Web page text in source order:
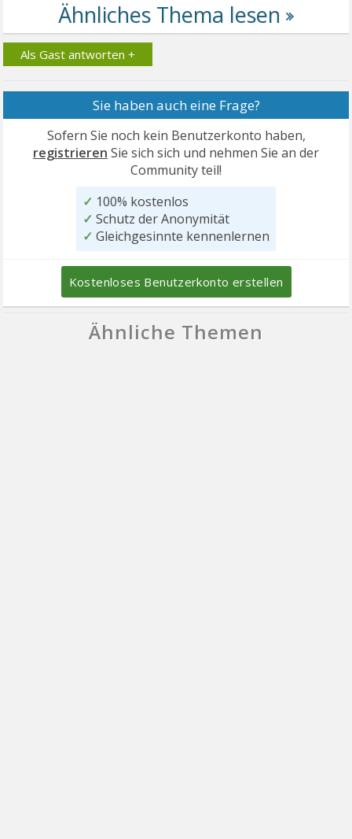
Als Gast antworten +
Sie haben auch eine Frage?
Sofern Sie noch kein Benutzerkonto haben,
registrieren Sie sich sich und nehmen Sie an der
Community teil!
✓ 100% kostenlos
✓ Schutz der Anonymität
✓ Gleichgesinnte kennenlernen
Kostenloses Benutzerkonto erstellen
Ähnliche Themen